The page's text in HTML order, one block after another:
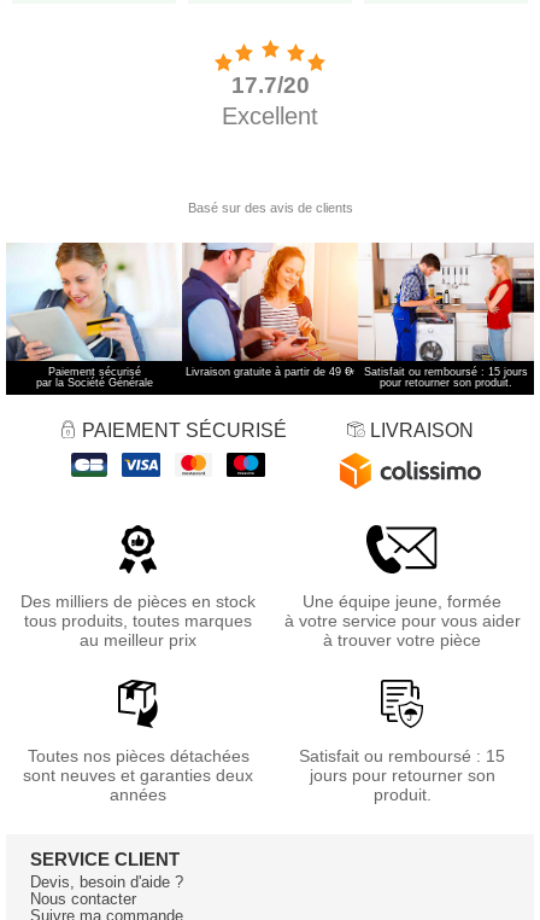
Paiement sécurisé
par la Société Générale
Livraison gratuite à partir de 49 €*
Satisfait ou remboursé : 15 jours
pour retourner son produit.
PAIEMENT SÉCURISÉ LIVRAISON
Des milliers de pièces en stock
tous produits, toutes marques
au meilleur prix
Une équipe jeune, formée
à votre service pour vous aider
à trouver votre pièce
Toutes nos pièces détachées
sont neuves et garanties deux
années
Satisfait ou remboursé : 15
jours pour retourner son
produit.
SERVICE CLIENT
Devis, besoin d'aide ?
Nous contacter
Suivre ma commande